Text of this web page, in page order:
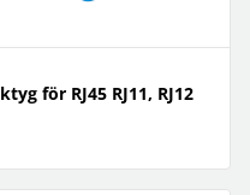
för RJ45 RJ11, RJ12